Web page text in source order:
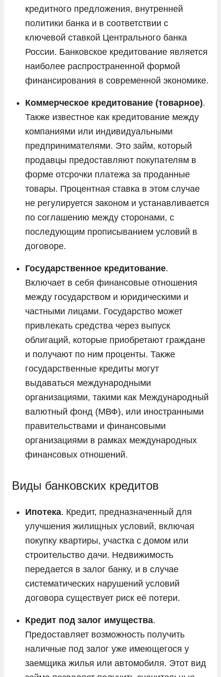
кредитного предложения, внутренней
политики банка и в соответствии с
ключевой ставкой Центрального банка
России. Банковское кредитование является
наиболее распространенной формой
финансирования в современной экономике.
Коммерческое кредитование (товарное).
Также известное как кредитование между
компаниями или индивидуальными
предпринимателями. Это займ, который
продавцы предоставляют покупателям в
форме отсрочки платежа за проданные
товары. Процентная ставка в этом случае
не регулируется законом и устанавливается
по соглашению между сторонами, с
последующим прописыванием условий в
договоре.
Государственное кредитование.
Включает в себя финансовые отношения
между государством и юридическими и
частными лицами. Государство может
привлекать средства через выпуск
облигаций, которые приобретают граждане
и получают по ним проценты. Также
государственные кредиты могут
выдаваться международными
организациями, такими как Международный
валютный фонд (МВФ), или иностранными
правительствами и финансовыми
организациями в рамках международных
финансовых отношений.
Виды банковских кредитов
Ипотека. Кредит, предназначенный для
улучшения жилищных условий, включая
покупку квартиры, участка с домом или
строительство дачи. Недвижимость
передается в залог банку, и в случае
систематических нарушений условий
договора существует риск её потери.
Кредит под залог имущества.
Предоставляет возможность получить
наличные под залог уже имеющегося у
заемщика жилья или автомобиля. Этот вид